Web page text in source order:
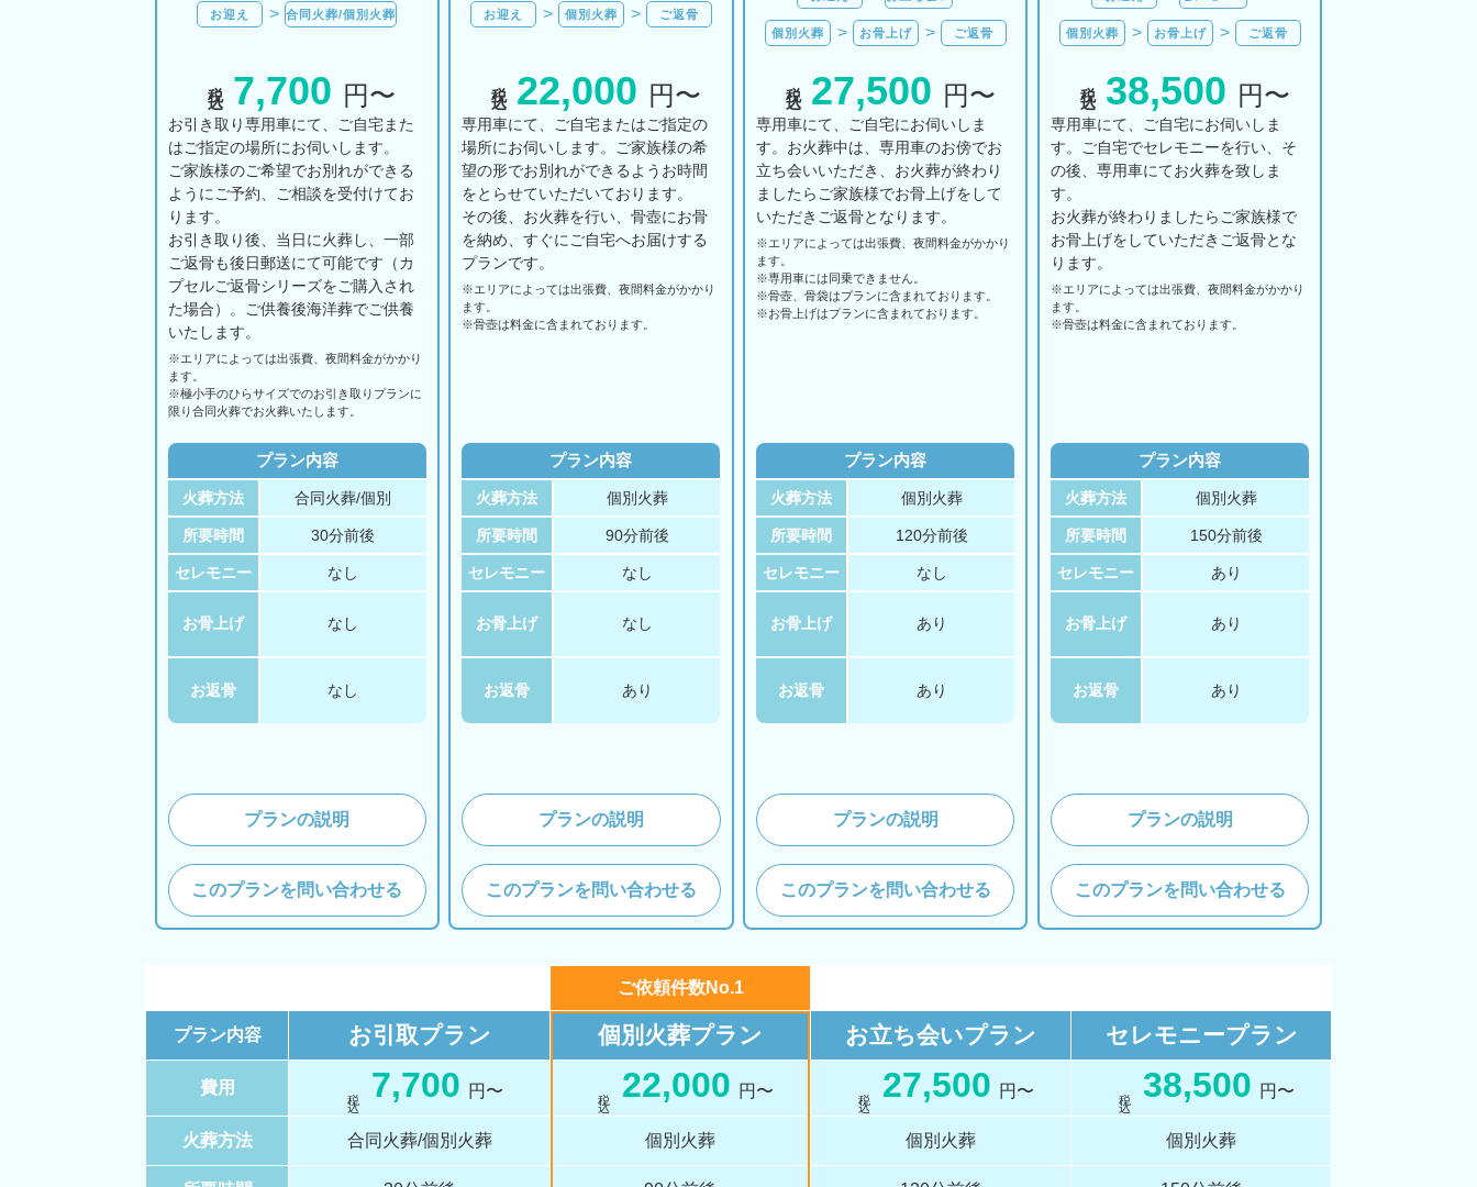
お迎え 合同火葬/個別火葬
7,700 円〜
お引き取り専用車にて、ご自宅また
はご指定の場所にお伺いします。
ご家族様のご希望でお別れができる
ようにご予約、ご相談を受付けてお
ります。
お引き取り後、当日に火葬し、一部
ご返骨も後日郵送にて可能です（カ
プセルご返骨シリーズをご購入され
た場合）。ご供養後海洋葬でご供養
いたします。
※エリアに よっては出張費、 夜間料金がかかり
ます。
※極小手のひらサイズでのお引き取りプランに
限り合同火葬でお火葬いたします。
プラン内容
火葬方法 合同火葬/個別
所要時間 30分前後
セレモニー なし
お骨上げ なし
お返骨 なし
プランの説明
このプランを問い合わせる
お迎え 個別火葬 ご返骨
22,000 円〜
専用車にて、ご自宅またはご指定の
場所にお伺いします。ご家族様の希
望の形でお別れができるようお時間
をとらせていただいております。
その後、お火葬を行い、骨壺にお骨
を納め、すぐにご自宅へお届けする
プランです。
※エリアに よっては出張費、夜間料金がかかり
ます。
※骨壺は料金に含まれております。
プラン内容
火葬方法 個別火葬
所要時間 90分前後
セレモニー なし
お骨上げ なし
お返骨 あり
プランの説明
このプランを問い合わせる
個別火葬 お骨上げ ご返骨
27,500 円〜
専用車にて、ご自宅にお伺いしま
す。お火葬中は、専用車のお傍でお
立ち会いいただき、お火葬が終わり
ましたらご家族様でお骨上げをして
いただきご返骨となります。
※エリアに よっては出張費、夜間料金がかかり
ます。
※専用車には同乗できません。
※骨壺、骨袋はプランに含まれております。
※お骨上げはプランに含まれております。
プラン内容
火葬方法 個別火葬
所要時間 120分前後
セレモニー なし
お骨上げ あり
お返骨 あり
プランの説明
このプランを問い合わせる
個別火葬 お骨上げ ご返骨
38,500 円〜
専用車にて、ご自宅にお伺いしま
す。ご自宅でセレモニーを行い、そ
の後、専用車にてお火葬を致しま
す。
お火葬が終わりましたらご家族様で
お骨上げをしていただきご返骨とな
ります。
※エリアに よっては出張費、夜間料金がかかり
ます。
※骨壺は料金に含まれております。
プラン内容
火葬方法 個別火葬
所要時間 150分前後
セレモニー あり
お骨上げ あり
お返骨 あり
プランの説明
このプランを問い合わせる
ご依頼件数No.1
プラン内容 お引取プラン 個別火葬プラン お立ち会いプラン セレモニープラン
費用 7,700 円〜 22,000 円〜 27,500 円〜 38,500 円〜
火葬方法 合同火葬/個別火葬 個別火葬 個別火葬 個別火葬